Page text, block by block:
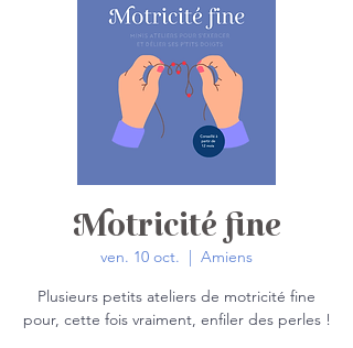
Motricité fine
ven. 10 oct.
  |
Amiens
Plusieurs petits ateliers de motricité fine
pour, cette fois vraiment, enfiler des perles !